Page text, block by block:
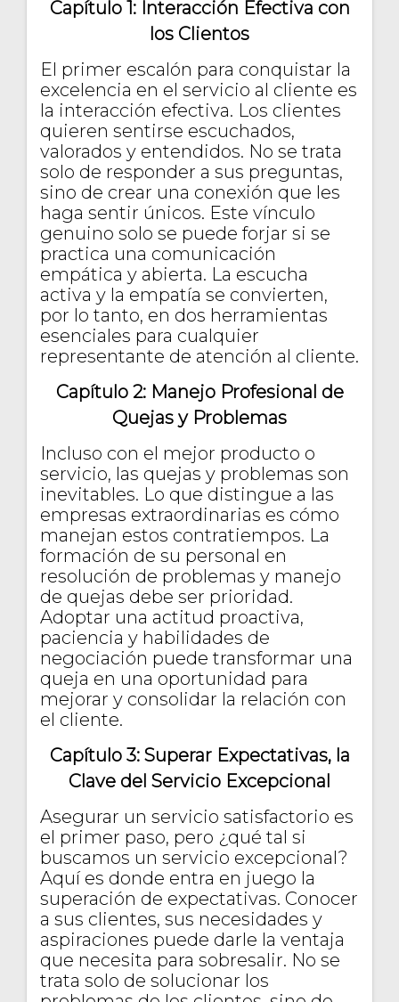
Capítulo 1: Interacción Efectiva con
los Clientos
El primer escalón para conquistar la
excelencia en el servicio al cliente es
la interacción efectiva. Los clientes
quieren sentirse escuchados,
valorados y entendidos. No se trata
solo de responder a sus preguntas,
sino de crear una conexión que les
haga sentir únicos. Este vínculo
genuino solo se puede forjar si se
practica una comunicación
empática y abierta. La escucha
activa y la empatía se convierten,
por lo tanto, en dos herramientas
esenciales para cualquier
representante de atención al cliente.
Capítulo 2: Manejo Profesional de
Quejas y Problemas
Incluso con el mejor producto o
servicio, las quejas y problemas son
inevitables. Lo que distingue a las
empresas extraordinarias es cómo
manejan estos contratiempos. La
formación de su personal en
resolución de problemas y manejo
de quejas debe ser prioridad.
Adoptar una actitud proactiva,
paciencia y habilidades de
negociación puede transformar una
queja en una oportunidad para
mejorar y consolidar la relación con
el cliente.
Capítulo 3: Superar Expectativas, la
Clave del Servicio Excepcional
Asegurar un servicio satisfactorio es
el primer paso, pero ¿qué tal si
buscamos un servicio excepcional?
Aquí es donde entra en juego la
superación de expectativas. Conocer
a sus clientes, sus necesidades y
aspiraciones puede darle la ventaja
que necesita para sobresalir. No se
trata solo de solucionar los